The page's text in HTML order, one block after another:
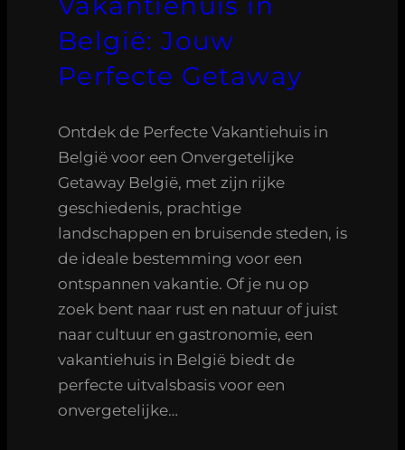
België: Jouw
Perfecte Getaway
Ontdek de Perfecte Vakantiehuis in
België voor een Onvergetelijke
Getaway België, met zijn rijke
geschiedenis, prachtige
landschappen en bruisende steden, is
de ideale bestemming voor een
ontspannen vakantie. Of je nu op
zoek bent naar rust en natuur of juist
naar cultuur en gastronomie, een
vakantiehuis in België biedt de
perfecte uitvalsbasis voor een
onvergetelijke…